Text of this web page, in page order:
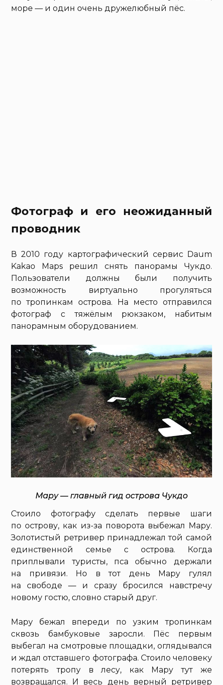
море — и один очень дружелюбный пёс.
Фотограф и его неожиданный
проводник
В 2010 году картографический сервис Daum
Kakao Maps решил снять панорамы Чукдо.
Пользователи должны были получить
возможность виртуально прогуляться
по тропинкам острова. На место отправился
фотограф с тяжёлым рюкзаком, набитым
панорамным оборудованием.
Мару — главный гид острова Чукдо
Стоило фотографу сделать первые шаги
по острову, как из-за поворота выбежал Мару.
Золотистый ретривер принадлежал той самой
единственной семье с острова. Когда
приплывали туристы, пса обычно держали
на привязи. Но в тот день Мару гулял
на свободе — и сразу бросился навстречу
новому гостю, словно старый друг.
Мару бежал впереди по узким тропинкам
сквозь бамбуковые заросли. Пёс первым
выбегал на смотровые площадки, оглядывался
и ждал отставшего фотографа. Стоило человеку
потерять тропу в лесу, как Мару тут же
возвращался. И весь день верный ретривер